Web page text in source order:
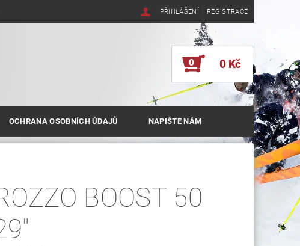
PŘIHLÁŠENÍ REGISTRACE
0 0 Kč
OCHRANA OSOBNÍCH ÚDAJŮ NAPIŠTE NÁM
BOOST 50